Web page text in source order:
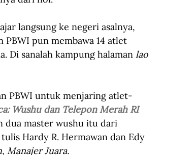
langsung ke negeri asalnya,
pun membawa 14 atlet
Di sanalah kampung halaman lao
PBWI untuk menjaring atlet-
Wushu dan Telepon Merah RI
dua master wushu itu dari
Hardy R. Hermawan dan Edy
Manajer Juara.